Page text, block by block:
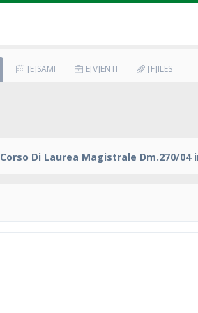
[E]SAMI E[V]ENTI [F]ILES
Corso Di Laurea Magistrale Dm.270/04